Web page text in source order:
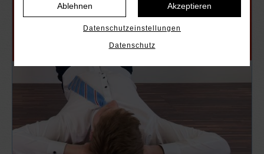
Ablehnen Akzeptieren
Datenschutzeinstellungen
Datenschutz